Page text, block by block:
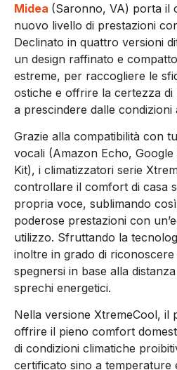
Midea (Saronno, VA) porta il
nuovo livello di prestazioni
Declinato in quattro versioni
un design raffinato e
estreme, per raccogliere le
ostiche e offrire la certezza
a prescindere dalle condizioni
Grazie alla compatibilità con
vocali (Amazon Echo,
Kit), i climatizzatori serie
controllare il comfort di casa
propria voce, sublimando
poderose prestazioni con
utilizzo. Sfruttando la
inoltre in grado di
spegnersi in base alla
sprechi energetici.
Nella versione XtremeCool, il
offrire il pieno comfort
di condizioni climatiche
certificato sino a temperature